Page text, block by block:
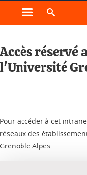
Ouvrir le menu
Accès réservé
l'Université
Pour accéder à cet
réseaux des
Grenoble Alpes.